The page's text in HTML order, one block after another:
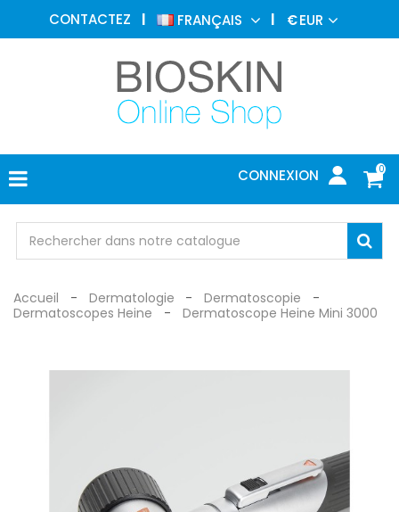
CONTACTEZ FRANÇAIS €EUR
0
CONNEXION
MÉDECINE
ESTHÉTIQUE
DERMATOLOGIE
PHOTOTHÉRAPIE
MÉDICAL
MÉDICAL
PROTECTION
Accueil Dermatologie
Dermatoscopie
Dermatoscopes Heine
Dermatoscope Heine Mini 3000